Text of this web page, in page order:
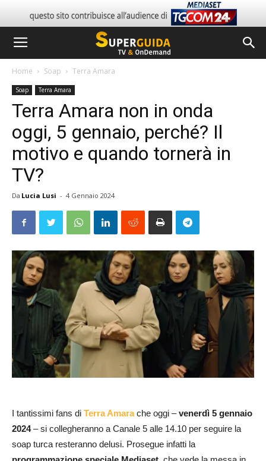
Home Soap Terra Amara
Soap Terra Amara
Terra Amara non in onda
oggi, 5 gennaio, perché? Il
motivo e quando tornerà in
TV?
Da Lucia Lusi - 4 Gennaio 2024
I tantissimi fans di Terra Amarache oggi –venerdì 5 gennaio
2024– si collegheranno a Canale 5 alle 14.10 per seguire la
soap turca resteranno delusi. Prosegue infatti la